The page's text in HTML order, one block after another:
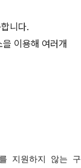
니다.
을 이용해 여러개
원하지 않는 구